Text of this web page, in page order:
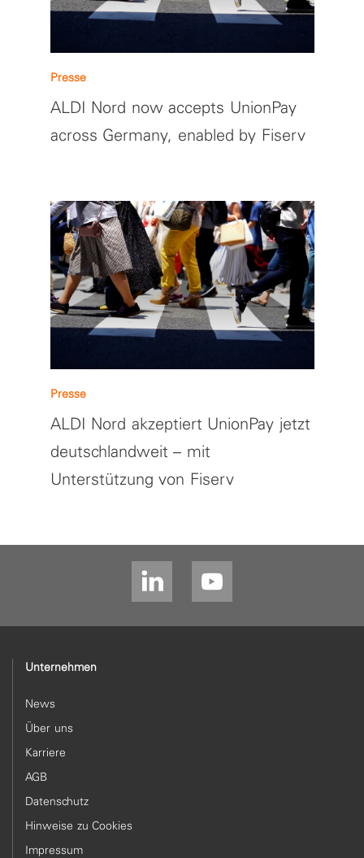
Presse
ALDI Nord now accepts UnionPay
across Germany, enabled by Fiserv
Presse
ALDI Nord akzeptiert UnionPay jetzt
deutschlandweit – mit
Unterstützung von Fiserv
Unternehmen
News
Über uns
Karriere
AGB
Datenschutz
Hinweise zu Cookies
Impressum